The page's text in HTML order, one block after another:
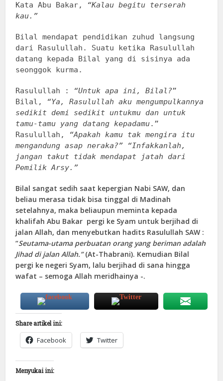
Kata Abu Bakar, “Kalau begitu terserah
kau.”
Bilal mendapat pendidikan zuhud langsung
dari Rasulullah. Suatu ketika Rasulullah
datang kepada Bilal yang di sisinya ada
seonggok kurma.
Rasulullah : “Untuk apa ini, Bilal?”
Bilal, “Ya, Rasulullah aku mengumpulkannya
sedikit demi sedikit untukmu dan untuk
tamu-tamu yang datang kepadamu.”
Rasulullah, “Apakah kamu tak mengira itu
mengandung asap neraka?”
“Infakkanlah,
jangan takut tidak mendapat jatah dari
Pemilik Arsy.”
Bilal sangat sedih saat kepergian Nabi SAW, dan
beliau merasa tidak bisa tinggal di Madinah
setelahnya, maka beliaupun meminta kepada
khalifah Abu Bakar pergi ke Syam untuk berjihad di
jalan Allah, dan menyebutkan hadits Rasulullah SAW :
“Seutama-utama perbuatan orang yang beriman adalah
Jihad di jalan Allah.”(At-Thabrani). Kemudian Bilal
pergi ke negeri Syam, lalu berjihad di sana hingga
wafat – semoga Allah meridhainya -.
Share artikel ini:
Facebook Twitter
Menyukai ini: